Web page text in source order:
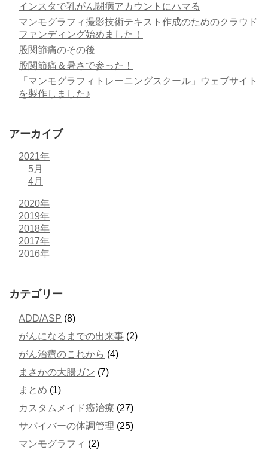
インスタで乳がん闘病アカウントにハマる
マンモグラフィ撮影技術テキスト作成のためのクラウド
ファンディング始めました！
股関節痛のその後
股関節痛＆暑さで参った！
「マンモグラフィトレーニングスクール」ウェブサイト
を製作しました♪
アーカイブ
2021年
5月
4月
2020年
2019年
2018年
2017年
2016年
カテゴリー
ADD/ASP (8)
がんになるまでの出来事 (2)
がん治療のこれから (4)
まさかの大腸ガン (7)
まとめ (1)
カスタムメイド癌治療 (27)
サバイバーの体調管理 (25)
マンモグラフィ (2)